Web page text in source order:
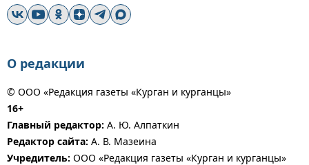
О редакции
© ООО «Редакция газеты «Курган и курганцы»
16+
Главный редактор: А. Ю. Алпаткин
Редактор сайта: А. В. Мазеина
Учредитель: ООО «Редакция газеты «Курган и курганцы»